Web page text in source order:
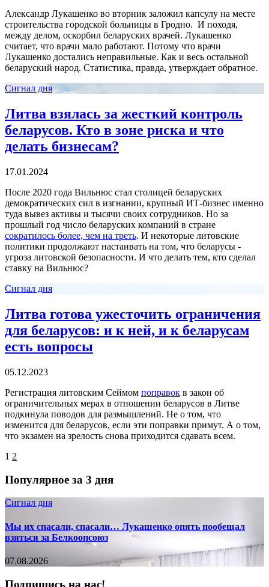
Александр Лукашенко во вторник заложил капсулу на месте
строительства городской больницы в Гродно. И походя,
между делом, оскорбил беларуских врачей. Лукашенко
считает, что врачи мало работают. Потому что врачи
Лукашенко достались неправильные. Как и весь остальной
беларуский народ. Статистика, правда, утверждает обратное.
Сигнал дня
Литва взялась за жесткий контроль
беларусов. Кто в зоне риска и что
делать бизнесам?
17.01.2024
После 2020 года Вильнюс стал столицей беларуских
демократических сил в изгнании, крупный ИТ-бизнес именно
туда вывез активы и тысячи своих сотрудников. Но за
прошлый год число беларуских компаний в стране
сократилось более, чем на треть. И некоторые литовские
политики продолжают настаивать на том, что беларусы -
угроза литовской безопасности. И что делать тем, кто сделал
ставку на Вильнюс?
Сигнал дня
Литва готова ужесточить ограничения
для беларусов: и к ней, и к беларусам
есть вопросы
05.12.2023
Регистрация литовским Сеймом поправок в закон об
ограничительных мерах в отношении беларусов в Литве
подкинула поводов для размышлений. Не о том, что
изменится для беларусов, если эти поправки примут. А о том,
что экзамен на зрелость снова приходится сдавать всем.
1 2
Популярное за 3 дня
Сигнал дня
Мы их спасали, спасали… Лукашенко опять пообещал
взяться за Белкоопсоюз
07.08.2026
Подпишись на нас!